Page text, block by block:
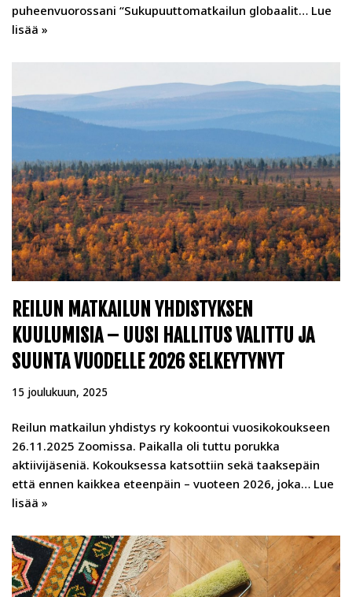
puheenvuorossani “Sukupuuttomatkailun globaalit… Lue
lisää »
REILUN MATKAILUN YHDISTYKSEN
KUULUMISIA – UUSI HALLITUS VALITTU JA
SUUNTA VUODELLE 2026 SELKEYTYNYT
15 joulukuun, 2025
Reilun matkailun yhdistys ry kokoontui vuosikokoukseen
26.11.2025 Zoomissa. Paikalla oli tuttu porukka
aktiivijäseniä. Kokouksessa katsottiin sekä taaksepäin
että ennen kaikkea eteenpäin – vuoteen 2026, joka… Lue
lisää »